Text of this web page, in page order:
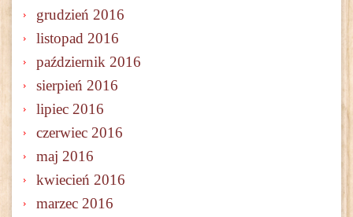
grudzień 2016
listopad 2016
październik 2016
sierpień 2016
lipiec 2016
czerwiec 2016
maj 2016
kwiecień 2016
marzec 2016